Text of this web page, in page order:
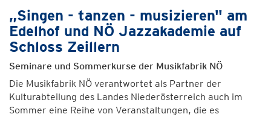
„Singen - tanzen - musizieren" am
Edelhof und NÖ Jazzakademie auf
Schloss Zeillern
Seminare und Sommerkurse der Musikfabrik NÖ
Die Musikfabrik NÖ verantwortet als Partner der
Kulturabteilung des Landes Niederösterreich auch im
Sommer eine Reihe von Veranstaltungen, die es